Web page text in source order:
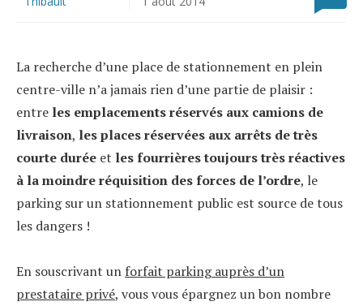
La recherche d’une place de stationnement en plein
centre-ville n’a jamais rien d’une partie de plaisir :
entre les emplacements réservés aux camions de
livraison, les places réservées aux arrêts de très
courte durée et les fourrières toujours très réactives
à la moindre réquisition des forces de l’ordre, le
parking sur un stationnement public est source de tous
les dangers !
En souscrivant un forfait parking auprès d’un
prestataire privé, vous vous épargnez un bon nombre